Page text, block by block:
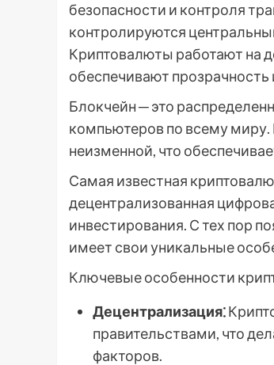
безопасности и контроля
контролируются
Криптовалюты работают на
обеспечивают прозрачность
Блокчейн ─ это
компьютеров по всему миру.
неизменной, что
Самая известная
децентрализованная
инвестирования. С тех пор
имеет свои уникальные
Ключевые особенности
Децентрализация⁚
правительствами, что
факторов.